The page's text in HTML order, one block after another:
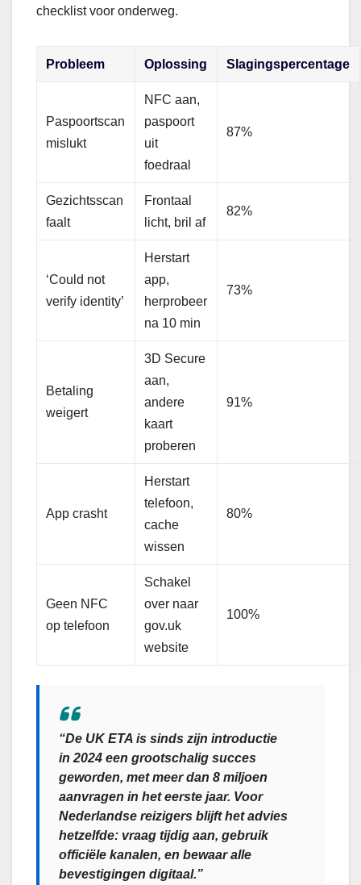
checklist voor onderweg.
Probleem Oplossing Slagingspercentage
Paspoortscan
mislukt
NFC aan,
paspoort
uit
foedraal
87%
Gezichtsscan
faalt
Frontaal
licht, bril af
82%
‘Could not
verify identity’
Herstart
app,
herprobeer
na 10 min
73%
Betaling
weigert
3D Secure
aan,
andere
kaart
proberen
91%
App crasht
Herstart
telefoon,
cache
wissen
80%
Geen NFC
op telefoon
Schakel
over naar
gov.uk
website
100%
“De UK ETA is sinds zijn introductie
in 2024 een grootschalig succes
geworden, met meer dan 8 miljoen
aanvragen in het eerste jaar. Voor
Nederlandse reizigers blijft het advies
hetzelfde: vraag tijdig aan, gebruik
officiële kanalen, en bewaar alle
bevestigingen digitaal.”